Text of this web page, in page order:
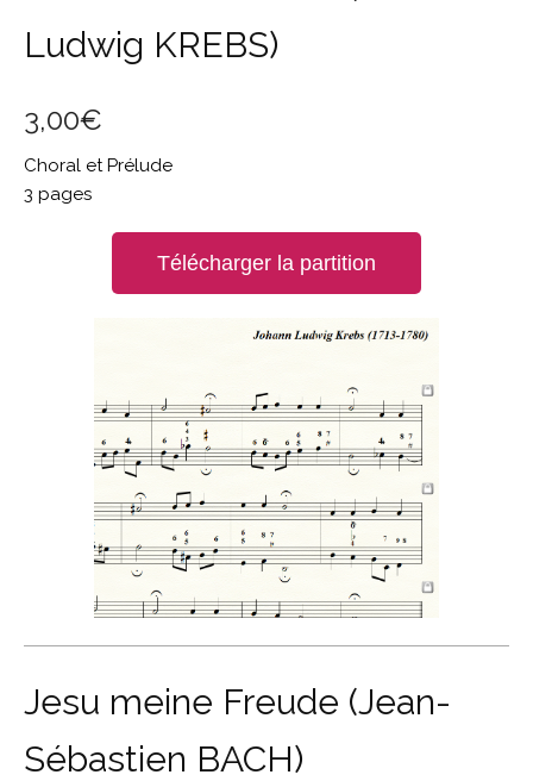
Ludwig KREBS)
3,00€
Choral et Prélude
3 pages
Télécharger la partition
Jesu meine Freude (Jean-
Sébastien BACH)